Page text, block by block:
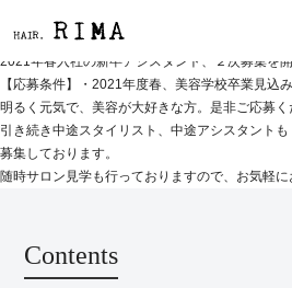
2021年春入社の新卒アシスタント、２次募集を開
【応募条件】・2021年度春、美容学校卒業見込
明るく元気で、美容が大好きな方。是非ご応募く
引き続き中途スタイリスト、中途アシスタントも
募集しております。
随時サロン見学も行っておりますので、お気軽に
Contents